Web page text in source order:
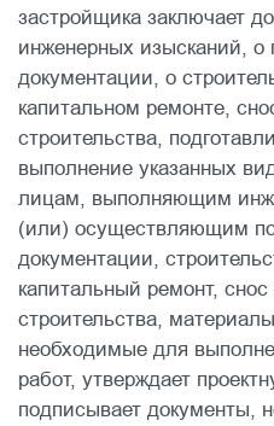
застройщика заключает
инженерных изысканий, о
документации, о
капитальном ремонте,
строительства,
выполнение указанных
лицам, выполняющим
(или) осуществляющим
документации,
капитальный ремонт, снос
строительства,
необходимые для
работ, утверждает
подписывает документы,